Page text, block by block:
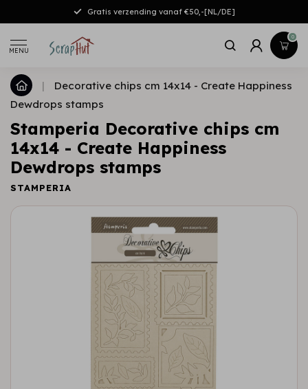
Gratis verzending vanaf €50,-[NL/DE]
MENU
0
|
Decorative chips cm 14x14 - Create Happiness
Dewdrops stamps
Stamperia Decorative chips cm
14x14 - Create Happiness
Dewdrops stamps
STAMPERIA